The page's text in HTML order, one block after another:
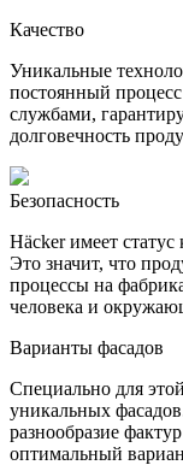
Качество
Уникальные
постоянный
службами,
долговечность
Безопасность
Häcker имеет
Это значит, что
процессы на
человека и
Варианты фасадов
Специально для
уникальных
разнообразие
оптимальный